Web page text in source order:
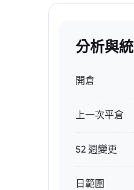
分析與
開倉
上一次平倉
52 週變更
日範圍